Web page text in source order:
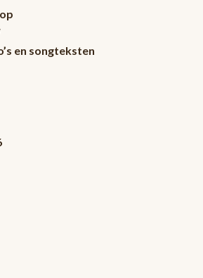
en songteksten